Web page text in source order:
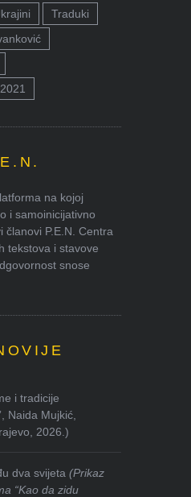
Traduki
na kojoj
i samoinicijativno
članovi P.E.N. Centra
tekstova i stavove
snose
i tradicije
Naida Mujkić,
2026.)
dva svijeta(Prikaz
“Kao da zidu